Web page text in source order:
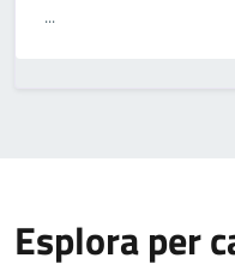
...
Esplora per